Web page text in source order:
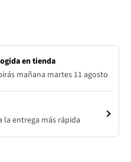
en tienda
mañana martes 11 agosto
la entrega más rápida